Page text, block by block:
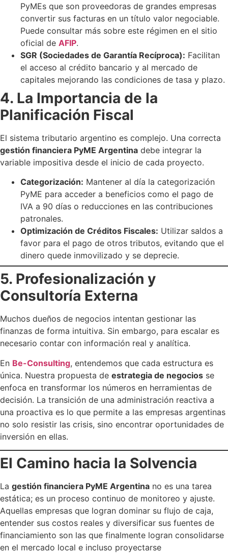
PyMEs que son proveedoras de grandes empresas
convertir sus facturas en un título valor negociable.
Puede consultar más sobre este régimen en el sitio
oficial de AFIP.
SGR (Sociedades de Garantía Recíproca): Facilitan
el acceso al crédito bancario y al mercado de
capitales mejorando las condiciones de tasa y plazo.
4. La Importancia de la
Planificación Fiscal
El sistema tributario argentino es complejo. Una correcta
gestión financiera PyME Argentina debe integrar la
variable impositiva desde el inicio de cada proyecto.
Categorización: Mantener al día la categorización
PyME para acceder a beneficios como el pago de
IVA a 90 días o reducciones en las contribuciones
patronales.
Optimización de Créditos Fiscales: Utilizar saldos a
favor para el pago de otros tributos, evitando que el
dinero quede inmovilizado y se deprecie.
5. Profesionalización y
Consultoría Externa
Muchos dueños de negocios intentan gestionar las
finanzas de forma intuitiva. Sin embargo, para escalar es
necesario contar con información real y analítica.
En Be-Consulting, entendemos que cada estructura es
única. Nuestra propuesta de estrategia de negocios se
enfoca en transformar los números en herramientas de
decisión. La transición de una administración reactiva a
una proactiva es lo que permite a las empresas argentinas
no solo resistir las crisis, sino encontrar oportunidades de
inversión en ellas.
El Camino hacia la Solvencia
La gestión financiera PyME Argentina no es una tarea
estática; es un proceso continuo de monitoreo y ajuste.
Aquellas empresas que logran dominar su flujo de caja,
entender sus costos reales y diversificar sus fuentes de
financiamiento son las que finalmente logran consolidarse
en el mercado local e incluso proyectarse